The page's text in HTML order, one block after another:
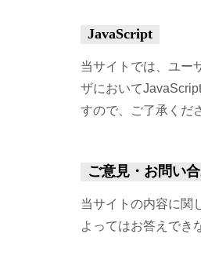
JavaScript
当サイトでは、ユー
ザにおいて
すので、ご了承くだ
ご意見・お問い
当サイトの内容に関
よってはお答えでき